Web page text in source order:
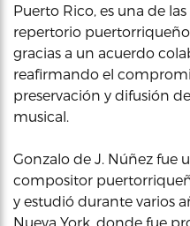
Puerto Rico, es una de
repertorio
gracias a un acuerdo
reafirmando el
preservación y difusión
musical.
Gonzalo de J. Núñez fue
compositor
y estudió durante varios
Nueva York, donde fue